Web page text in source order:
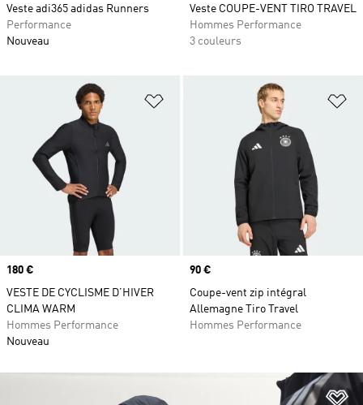
Veste adi365 adidas Runners
Performance
Nouveau
Veste COUPE-VENT TIRO TRAVEL
Hommes Performance
3 couleurs
Ajouter à la Liste de produits
Prix
180 €
VESTE DE CYCLISME D’HIVER
CLIMA WARM
Hommes Performance
Nouveau
Prix
90 €
Coupe-vent zip intégral
Allemagne Tiro Travel
Hommes Performance